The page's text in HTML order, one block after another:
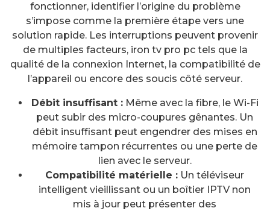
fonctionner, identifier l’origine du problème
s’impose comme la première étape vers une
solution rapide. Les interruptions peuvent provenir
de multiples facteurs, iron tv pro pc tels que la
qualité de la connexion Internet, la compatibilité de
l’appareil ou encore des soucis côté serveur.
Débit insuffisant :Même avec la fibre, le Wi-Fi
peut subir des micro-coupures gênantes. Un
débit insuffisant peut engendrer des mises en
mémoire tampon récurrentes ou une perte de
lien avec le serveur.
Compatibilité matérielle : Un téléviseur
intelligent vieillissant ou un boîtier IPTV non
mis à jour peut présenter des